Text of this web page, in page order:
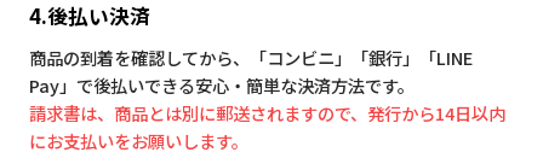
4.後払い決済
商品の到着を確認してから、「コンビニ」「銀行」「LINE
Pay」で後払いできる安心・簡単な決済方法です。
請求書は、商品とは別に郵送されますので、発行から14日以内
にお支払いをお願いします。